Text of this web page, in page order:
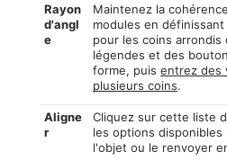
Rayon
d'angl
e
Maintenez la
modules en
pour les coins arrondis
légendes et des
forme, puisentrez des
plusieurs coins.
Aligne
r
Cliquez sur cette liste
les options disponibles
l'objet ou le renvoyer